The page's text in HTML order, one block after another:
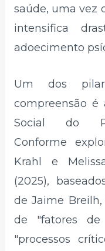
saúde, uma vez
intensifica
adoecimento
Um dos
compreensão é
Social do
Conforme
Krahl e
(2025),
de Jaime
de "fatores de
"processos